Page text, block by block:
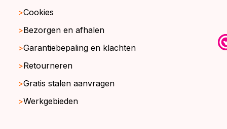
Cookies
Bezorgen en afhalen
Garantiebepaling en klachten
Retourneren
Gratis stalen aanvragen
Werkgebieden